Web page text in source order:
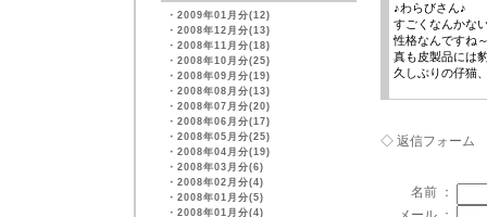
・ 2009年01月分(12)
・ 2008年12月分(13)
・ 2008年11月分(18)
・ 2008年10月分(25)
・ 2008年09月分(19)
・ 2008年08月分(13)
・ 2008年07月分(20)
・ 2008年06月分(17)
・ 2008年05月分(25)
・ 2008年04月分(19)
・ 2008年03月分(6)
・ 2008年02月分(4)
・ 2008年01月分(5)
・ 2008年01月分(4)
♪わらびさん♪
すごくなんかな
性格なんですね
真も皮製品には
久しぶりの仔猫
◇ 返信フォーム
名前 ：